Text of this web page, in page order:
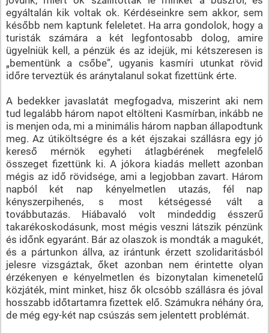
egyáltalán kik voltak ok. Kérdéseinkre sem akkor, sem
később nem kaptunk feleletet. Ha arra gondolok, hogy a
turisták számára a két legfontosabb dolog, amire
ügyelniük kell, a pénzük és az idejük, mi kétszeresen is
„bementünk a csőbe”, ugyanis kasmíri utunkat rövid
időre terveztük és aránytalanul sokat fizettünk érte.
A bedekker javaslatát megfogadva, miszerint aki nem
tud legalább három napot eltölteni Kasmírban, inkább ne
is menjen oda, mi a minimális három napban állapodtunk
meg. Az útiköltségre és a két éjszakai szállásra egy jó
kereső mérnök egyheti átlagbérének megfelelő
összeget fizettünk ki. A jókora kiadás mellett azonban
mégis az idő rövidsége, ami a legjobban zavart. Három
napból két nap kényelmetlen utazás, fél nap
kényszerpihenés, s most kétségessé vált a
továbbutazás. Hiábavaló volt mindeddig ésszerű
takarékoskodásunk, most mégis veszni látszik pénzünk
és időnk egyaránt. Bár az olaszok is mondták a magukét,
és a pártunkon állva, az irántunk érzett szolidaritásból
jelesre vizsgáztak, őket azonban nem érintette olyan
érzékenyen e kényelmetlen és bizonytalan kimenetelű
közjáték, mint minket, hisz ők olcsóbb szállásra és jóval
hosszabb időtartamra fizettek elő. Számukra néhány óra,
de még egy-két nap csúszás sem jelentett problémát.